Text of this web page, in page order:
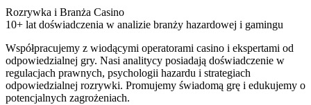
Rozrywka i Branża Casino
10+ lat doświadczenia w analizie branży hazardowej i gamingu
Współpracujemy z wiodącymi operatorami casino i ekspertami od
odpowiedzialnej gry. Nasi analitycy posiadają doświadczenie w
regulacjach prawnych, psychologii hazardu i strategiach
odpowiedzialnej rozrywki. Promujemy świadomą grę i edukujemy o
potencjalnych zagrożeniach.